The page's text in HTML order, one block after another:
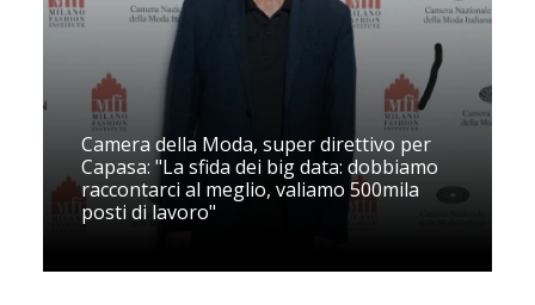
Camera della Moda, super direttivo per
Capasa: "La sfida dei big data: dobbiamo
raccontarci al meglio, valiamo 500mila
posti di lavoro"